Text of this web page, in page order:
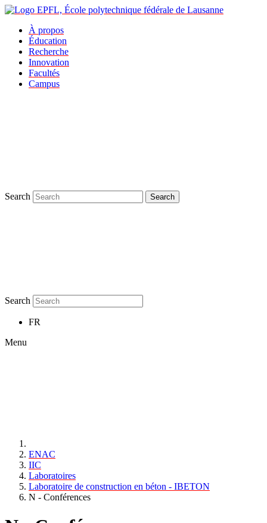
À propos
Éducation
Recherche
Innovation
Facultés
Campus
Search Search
Search
FR
Menu
ENAC
IIC
Laboratoires
Laboratoire de construction en béton - IBETON
N - Conférences